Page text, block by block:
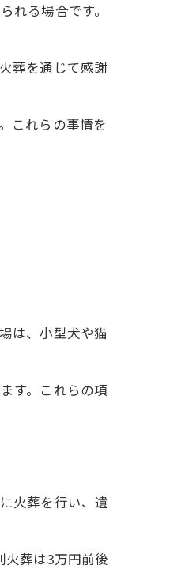
る場合です。
葬を通じて感謝
これらの事情を
は、小型犬や猫
す。これらの項
火葬を行い、遺
葬は3万円前後